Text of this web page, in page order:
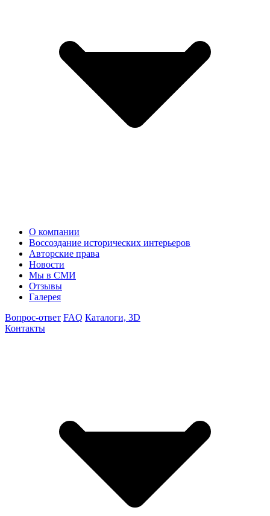
О компании
Воссоздание исторических интерьеров
Авторские права
Новости
Мы в СМИ
Отзывы
Галерея
Вопрос-ответ FAQ Каталоги, 3D
Контакты